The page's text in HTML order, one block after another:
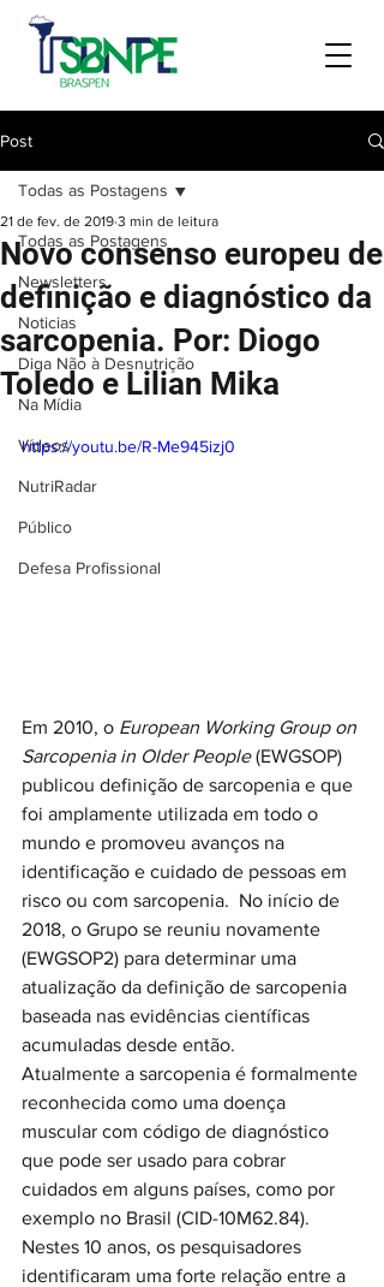
Post
Todas as Postagens
Newsletters
Noticias
Diga Não à Desnutrição
Na Mídia
Vídeos
NutriRadar
Público
Defesa Profissional
Todas as Postagens
Novo consenso europeu de
definição e diagnóstico da
sarcopenia. Por: Diogo
Toledo e Lilian Mika
21 de fev. de 2019 3 min de leitura
https://youtu.be/R-Me945izj0
Em 2010, o European Working Group on
Sarcopenia in Older People (EWGSOP)
publicou definição de sarcopenia e que
foi amplamente utilizada em todo o
mundo e promoveu avanços na
identificação e cuidado de pessoas em
risco ou com sarcopenia.  No início de
2018, o Grupo se reuniu novamente
(EWGSOP2) para determinar uma
atualização da definição de sarcopenia
baseada nas evidências científicas
acumuladas desde então.
Atualmente a sarcopenia é formalmente
reconhecida como uma doença
muscular com código de diagnóstico
que pode ser usado para cobrar
cuidados em alguns países, como por
exemplo no Brasil (CID-10M62.84).
Nestes 10 anos, os pesquisadores
identificaram uma forte relação entre a